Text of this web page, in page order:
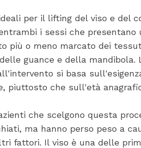
per il lifting del viso e del
i sessi che presentano
più o meno marcato dei
guance e della mandibola.
si basa
piuttosto che sull'età
che scelgono questa
ma hanno perso peso a
fattori. Il viso è una delle